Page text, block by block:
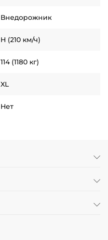
Внедорожник
H (210 км/ч)
114 (1180 кг)
XL
Нет